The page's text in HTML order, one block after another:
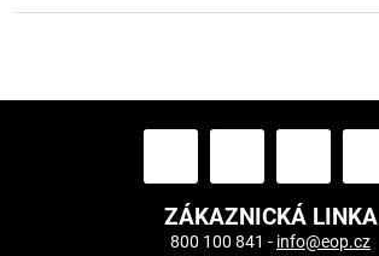
ZÁKAZNICKÁ LINKA
800 100 841 - info@eop.cz